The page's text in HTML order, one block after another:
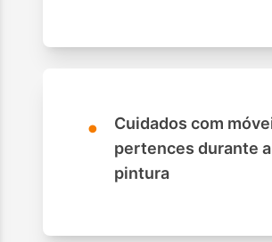
•
Cuidados com
pertences durante a
pintura